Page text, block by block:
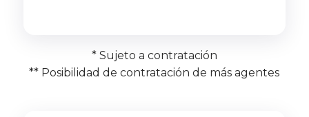
* Sujeto a contratación
** Posibilidad de contratación de más agentes